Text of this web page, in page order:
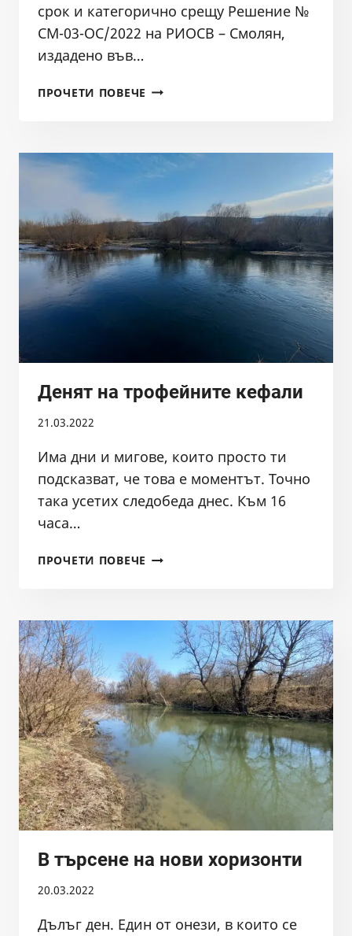
срок и категорично срещу Решение №
СМ-03-ОС/2022 на РИОСВ – Смолян,
издадено във…
ПРОЧЕТИ ПОВЕЧЕ ВЪЗРАЖЕНИЕ
СРЕЩУ
ЗА
ПОРЕДНОТО
„ЧИСТЕНЕ“
НА
РЕКА
АРДА
Денят на трофейните кефали
21.03.2022
Има дни и мигове, които просто ти
подсказват, че това е моментът. Точно
така усетих следобеда днес. Към 16
часа…
ПРОЧЕТИ ПОВЕЧЕ ДЕНЯТ
В търсене на нови хоризонти
20.03.2022
Дълъг ден. Един от онези, в които се